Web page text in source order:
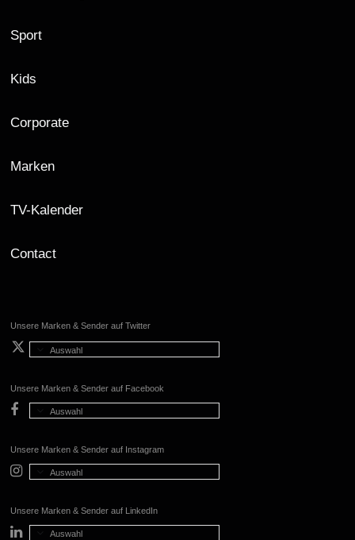
Sport
Kids
Corporate
Marken
TV-Kalender
Contact
Unsere Marken & Sender auf Twitter
Auswahl
Unsere Marken & Sender auf Facebook
Auswahl
Unsere Marken & Sender auf Instagram
Auswahl
Unsere Marken & Sender auf LinkedIn
Auswahl